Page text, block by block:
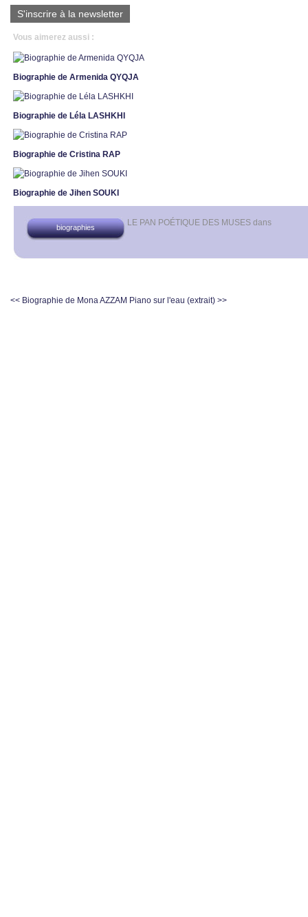
S'inscrire à la newsletter
Vous aimerez aussi :
Biographie de Armenida QYQJA
Biographie de Léla LASHKHI
Biographie de Cristina RAP
Biographie de Jihen SOUKI
LE PAN POÉTIQUE DES MUSES dans
biographies
<< Biographie de Mona AZZAM Piano sur l'eau (extrait) >>